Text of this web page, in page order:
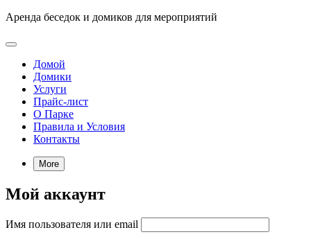
Аренда беседок и домиков для мероприятий
Домой
Домики
Услуги
Прайс-лист
О Парке
Правила и Условия
Контакты
More
Мой аккаунт
Имя пользователя или email